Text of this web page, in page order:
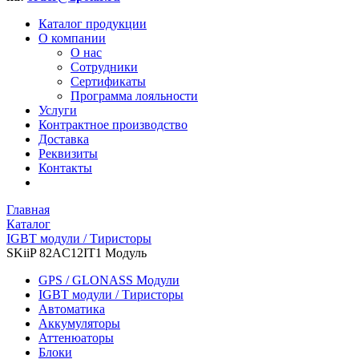
Каталог продукции
О компании
О нас
Сотрудники
Сертификаты
Программа лояльности
Услуги
Контрактное производство
Доставка
Реквизиты
Контакты
Главная
Каталог
IGBT модули / Тиристоры
SKiiP 82AC12IT1 Модуль
GPS / GLONASS Модули
IGBT модули / Тиристоры
Автоматика
Аккумуляторы
Аттенюаторы
Блоки